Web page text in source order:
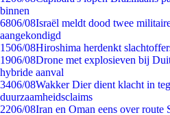
binnen
6806/08Israël meldt dood twee
aangekondigd
1506/08Hiroshima herdenkt
1906/08Drone met explosieven bij
hybride aanval
3406/08Wakker Dier dient klacht in
duurzaamheidsclaims
2206/08Iran en Oman eens over route